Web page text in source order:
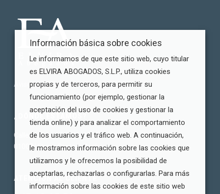
Aviso legal|Política de Privacidad |Cookies
¿DÓNDE ESTAMOS?
Calle Adriano VI nº 16, 1º izquierda
01008 Vitoria-Gasteiz, Araba
ATENCIÓN AL CLIENTE
Información básica sobre cookies
Le informamos de que este sitio web, cuyo titular
es ELVIRA ABOGADOS, S.L.P., utiliza cookies
propias y de terceros, para permitir su
funcionamiento (por ejemplo, gestionar la
aceptación del uso de cookies y gestionar la
tienda online) y para analizar el comportamiento
de los usuarios y el tráfico web. A continuación,
le mostramos información sobre las cookies que
utilizamos y le ofrecemos la posibilidad de
aceptarlas, rechazarlas o configurarlas. Para más
información sobre las cookies de este sitio web